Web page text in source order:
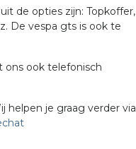
de opties zijn: Topkoffer,
De vespa gts is ook te
ook telefonisch
helpen je graag verder via